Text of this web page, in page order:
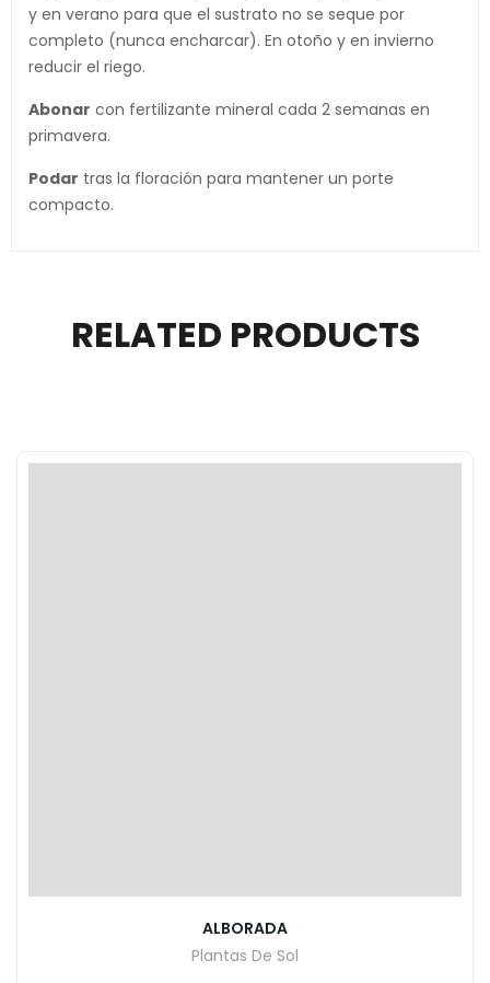
y en verano para que el sustrato no se seque por
completo (nunca encharcar). En otoño y en invierno
reducir el riego.
Abonar con fertilizante mineral cada 2 semanas en
primavera.
Podar tras la floración para mantener un porte
compacto.
RELATED PRODUCTS
ALBORADA
Plantas De Sol